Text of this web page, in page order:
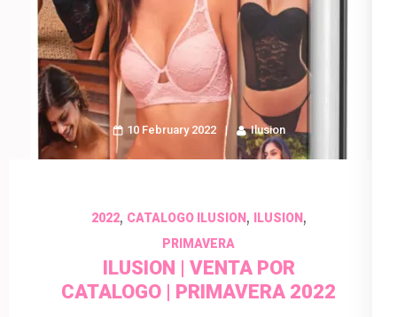
10 February 2022 Ilusion
2022, CATALOGO ILUSION, ILUSION,
PRIMAVERA
ILUSION | VENTA POR
CATALOGO | PRIMAVERA 2022